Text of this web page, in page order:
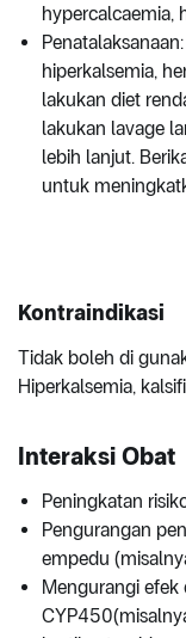
hypercalcaemia,
hiperkalsemia,
lakukan diet
lakukan lavage
lebih lanjut.
untuk
Kontraindikasi
Tidak boleh di
Hiperkalsemia,
Interaksi Obat
Peningkatan
Pengurangan
empedu
Mengurangi